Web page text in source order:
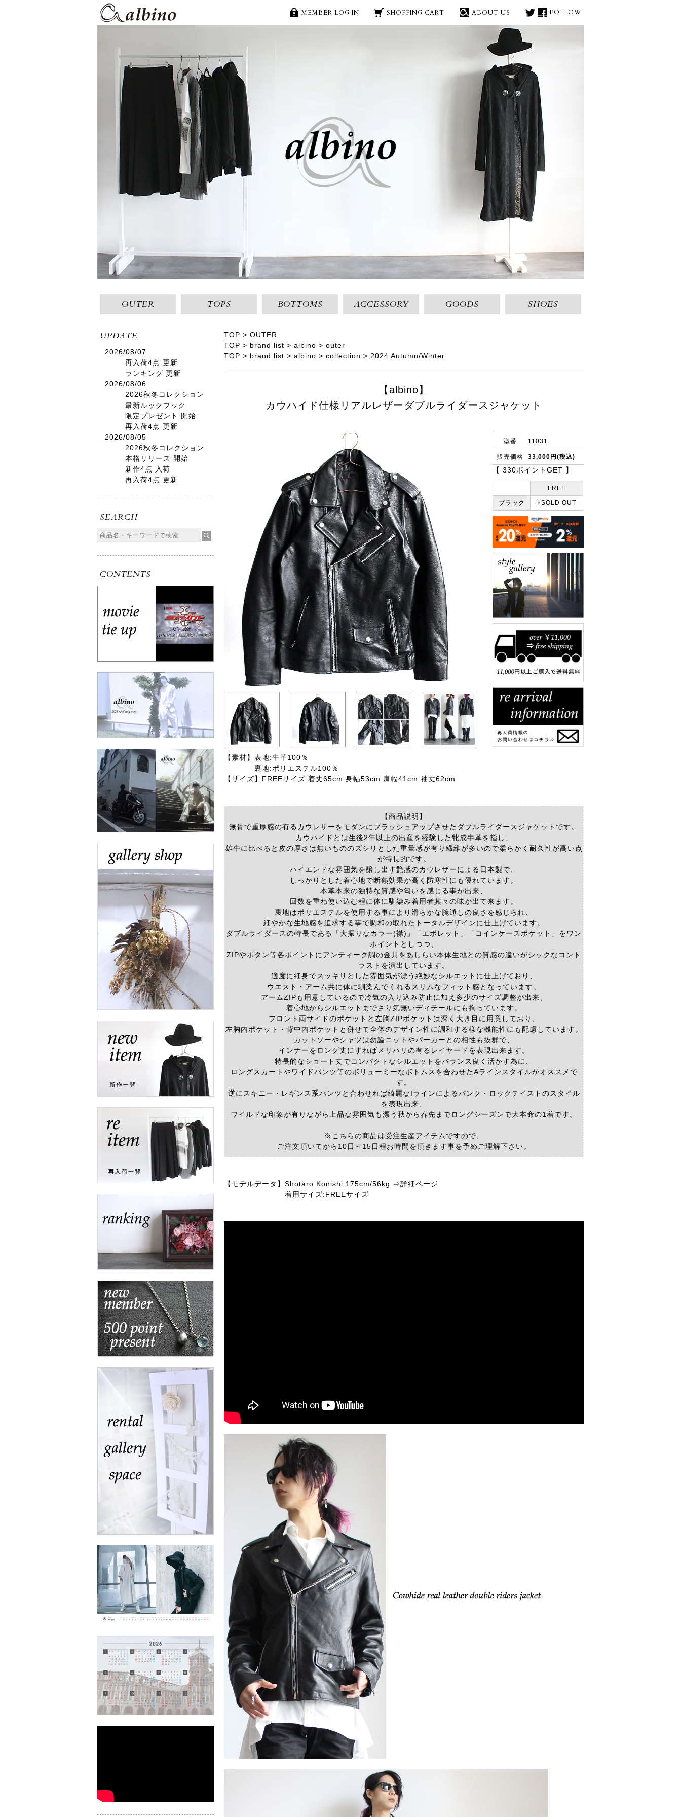
【albino】
カウハイド仕様リアルレザーダブルライダースジャケット | メンズスカートやロング丈カットソー等
albino
MEMBER LOG IN SHOPPING CART ABOUT US
X(旧 face
FOLLOW
OUTER TOPS BOTTOMS ACCESSORY GOODS SHOES
UPDATE
2026/08/07
再入荷4点 更新
ランキング 更新
2026/08/06
2026秋冬コレクション
最新ルックブック
限定プレゼント 開始
再入荷4点 更新
2026/08/05
2026秋冬コレクション
本格リリース 開始
新作4点 入荷
再入荷4点 更新
SEARCH
CONTENTS
TOP
OUTER
TOP
brand list albino
outer
TOP
brand list albino collection 2024 Autumn/Winter
【albino】
カウハイド仕様リアルレザーダブルライダースジャケット
型番 11031
販売価格 33,000円(税込)
【 330ポイントGET 】
FREE
ブラック ×SOLD OUT
【素材】 表地:牛革100％
裏地:ポリエステル100％
【サイズ】 FREEサイズ:着丈65cm 身幅53cm 肩幅41cm 袖丈62cm
【商品説明】
無骨で重厚感の有るカウレザーをモダンにブラッシュアップさせたダブルライダースジャケットです。
カウハイドとは生後2年以上の出産を経験した牝成牛革を指し、
雄牛に比べると皮の厚さは無いもののズシリとした重量感が有り繊維が多いので柔らかく耐久性が高い点
が特長的です。
ハイエンドな雰囲気を醸し出す艶感のカウレザーによる日本製で、
しっかりとした着心地で断熱効果が高く防寒性にも優れています。
本革本来の独特な質感や匂いを感じる事が出来、
回数を重ね使い込む程に体に馴染み着用者其々の味が出て来ます。
裏地はポリエステルを使用する事により滑らかな腕通しの良さを感じられ、
細やかな生地感を追求する事で調和の取れたトータルデザインに仕上げています。
ダブルライダースの特長である「大振りなカラー(襟)」「エポレット」「コインケースポケット」をワン
ポイントとしつつ、
ZIPやボタン等各ポイントにアンティーク調の金具をあしらい本体生地との質感の違いがシックなコント
ラストを演出しています。
適度に細身でスッキリとした雰囲気が漂う絶妙なシルエットに仕上げており、
ウエスト・アーム共に体に馴染んでくれるスリムなフィット感となっています。
アームZIPも用意しているので冷気の入り込み防止に加え多少のサイズ調整が出来、
着心地からシルエットまでさり気無いディテールにも拘っています。
フロント両サイドのポケットと左胸ZIPポケットは深く大き目に用意しており、
左胸内ポケット・背中内ポケットと併せて全体のデザイン性に調和する様な機能性にも配慮しています。
カットソーやシャツは勿論ニットやパーカーとの相性も抜群で、
インナーをロング丈にすればメリハリの有るレイヤードを表現出来ます。
特長的なショート丈でコンパクトなシルエットをバランス良く活かす為に、
ロングスカートやワイドパンツ等のボリューミーなボトムスを合わせたAラインスタイルがオススメで
す。
逆にスキニー・レギンス系パンツと合わせれば綺麗なIラインによるパンク・ロックテイストのスタイル
を表現出来、
ワイルドな印象が有りながら上品な雰囲気も漂う秋から春先までロングシーズンで大本命の1着です。
※こちらの商品は受注生産アイテムですので、
ご注文頂いてから10日～15日程お時間を頂きます事を予めご理解下さい。
【モデルデータ】 Shotaro Konishi:175cm/56kg ⇒詳細ページ
着用サイズ:FREEサイズ